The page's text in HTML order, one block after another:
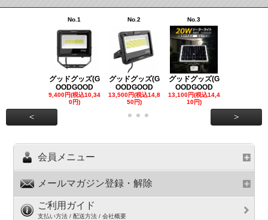
No.1
グッドグッズ(G
OODGOOD
9,400円(税込10,34
0円)
No.2
グッドグッズ(G
OODGOOD
13,500円(税込14,8
50円)
No.3
グッドグッズ(G
OODGOOD
13,100円(税込14,4
10円)
< >
会員メニュー
メールマガジン登録・解除
ご利用ガイド
支払い方法 / 配送方法 / 会社概要